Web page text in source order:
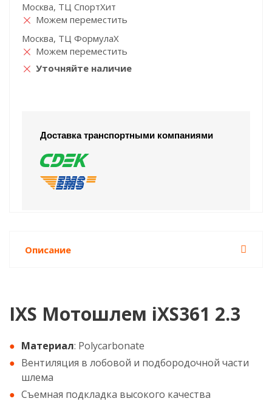
Москва, ТЦ СпортХит
Можем переместить
Москва, ТЦ ФормулаХ
Можем переместить
Уточняйте наличие
Доставка транспортными компаниями
Описание
IXS Мотошлем iXS361 2.3
Материал: Polycarbonate
Вентиляция в лобовой и подбородочной части
шлема
Съемная подкладка высокого качества